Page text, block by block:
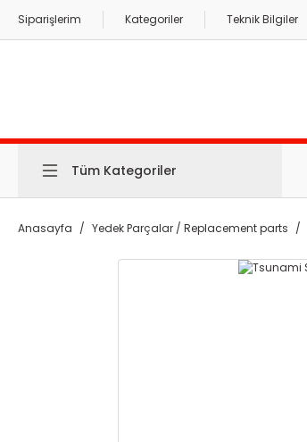
Siparişlerim Kategoriler Teknik Bilgiler
Tüm Kategoriler
Anasayfa Yedek Parçalar / Replacement parts